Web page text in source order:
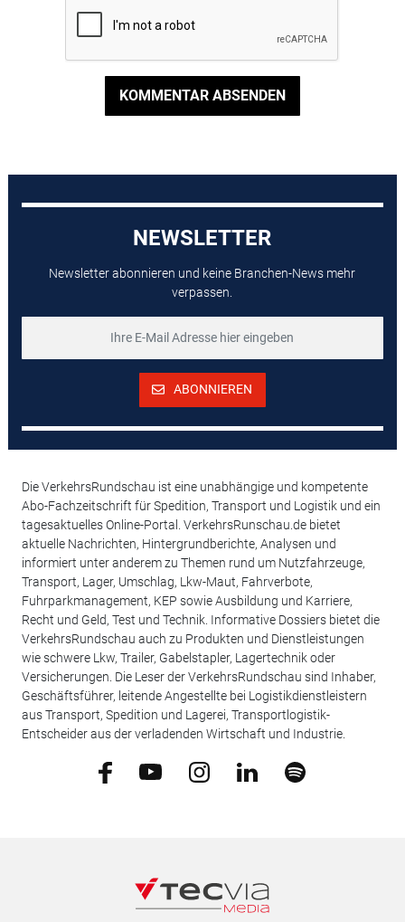
KOMMENTAR ABSENDEN
NEWSLETTER
Newsletter abonnieren und keine Branchen-News mehr
verpassen.
ABONNIEREN
Die VerkehrsRundschau ist eine unabhängige und kompetente
Abo-Fachzeitschrift für Spedition, Transport und Logistik und ein
tagesaktuelles Online-Portal. VerkehrsRunschau.de bietet
aktuelle Nachrichten, Hintergrundberichte, Analysen und
informiert unter anderem zu Themen rund um Nutzfahrzeuge,
Transport, Lager, Umschlag, Lkw-Maut, Fahrverbote,
Fuhrparkmanagement, KEP sowie Ausbildung und Karriere,
Recht und Geld, Test und Technik. Informative Dossiers bietet die
VerkehrsRundschau auch zu Produkten und Dienstleistungen
wie schwere Lkw, Trailer, Gabelstapler, Lagertechnik oder
Versicherungen. Die Leser der VerkehrsRundschau sind Inhaber,
Geschäftsführer, leitende Angestellte bei Logistikdienstleistern
aus Transport, Spedition und Lagerei, Transportlogistik-
Entscheider aus der verladenden Wirtschaft und Industrie.